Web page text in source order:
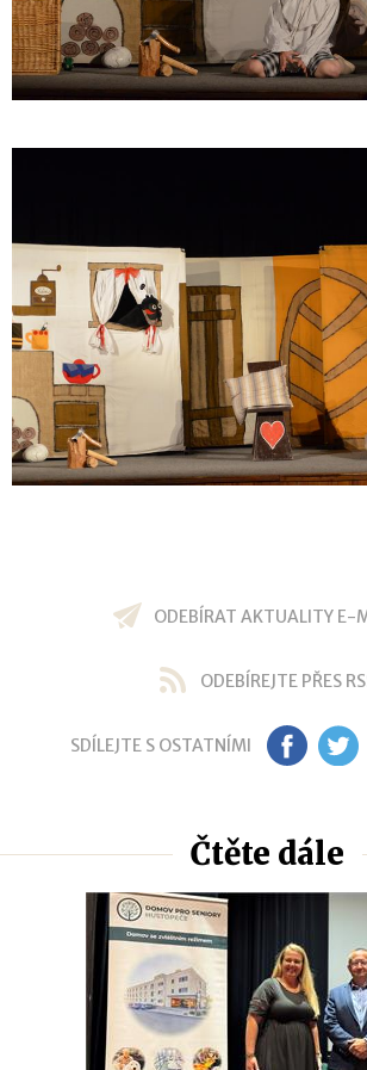
ODEBÍRAT AKTUALITY E-
ODEBÍREJTE PŘES
SDÍLEJTE S OSTATNÍMI FB TW
Čtěte dále